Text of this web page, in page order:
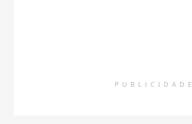
PUBLICIDADE